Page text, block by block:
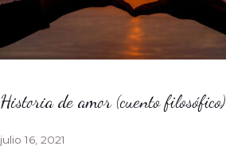
Historia de amor (cuento filosófico)
julio 16, 2021